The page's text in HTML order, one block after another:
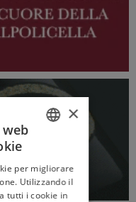
ENGLISH
×
per migliorare
Utilizzando il
tutti i cookie in